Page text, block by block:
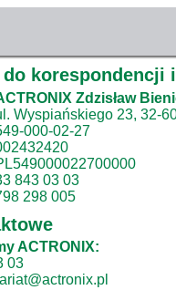
do korespondencji
Zdzisław
Wyspiańskiego 23, 32-
000-02-27
843 03 03
298 005
ACTRONIX:
03